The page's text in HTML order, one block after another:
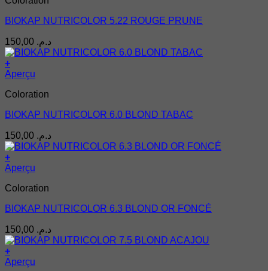
BIOKAP NUTRICOLOR 5.22 ROUGE PRUNE
د.م.
+
Aperçu
Coloration
BIOKAP NUTRICOLOR 6.0 BLOND TABAC
د.م.
+
Aperçu
Coloration
BIOKAP NUTRICOLOR 6.3 BLOND OR FONCÉ
د.م.
+
Aperçu